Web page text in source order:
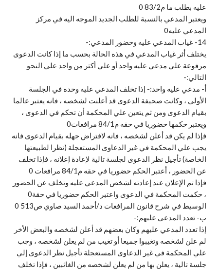
عليه بطلب ما م83/2 0
ويعتبر المدعي بالنسبة للطلب الجديد الموجه اليه في مركز
المدعي عليه0
14- غياب المدعي عليه وحضور المدعي:-
يختلف أثر غياب المدعي في هذه الحالة بحسب ما إذا كانت الدعوى
مرفوعة علي مدعي عليه واحد أو علي أكثر من واحد علي النحو
التالي:-
أ‌- مدعي عليه واحد:- إذا تخلف المدعي عليه وحده في الجلسة
الأولي ، وكانت صحيفة الدعوى قد أعلنت لشخصه ، فانه يعتبر عالما
بقيام الدعوى ومن ثم يتعين علي المحكمة أن تحكم في الدعوى ،
ويعتبر حكمها حضوريا في حقه م84/1 مرافعات0
فإذا لم يكن قد أعلن لشخصه ، فانه لافتراض جهله بقيام الدعوى فانه
يجب علي المحكمة في غير الدعاوى المستعجلة (نظرا لطبيعتها
الخاصة) تأجيل نظر الدعوى لجلسة تالية لإعادة إعلانه ، فإذا تخلف
عن الحضور ، أعتبر الحكم حضوريا في حقه م84/1 مرافعات 0
فإذا تم الإعلان عند إعادته لشخص المدعي عليه وتخلف عن الحضور
، حكمت المحكمة في الدعوى واعتبر الحكم حضوريا في حقة0
الوسيط في شرح قانون المرافعات د/أحمد السيد صاوي ص513 0
ب‌- تعدد المدعي عليهم:-
إذا تعدد المدعي عليهم وكان بعضهم قد أعلن لشخصه والبعض الأخر
لم علن لشخصه وتغيبوا جميعا أو تغيب من لم يعلن لشخصه ، وجب
علي المحكمة في غير الدعاوى المستعجلة تأجيل نظر الدعوى إلي
جلسة تالية ، يعلن بها من لم يعلن لشخصه من الغائبين ، فإذا تخلف